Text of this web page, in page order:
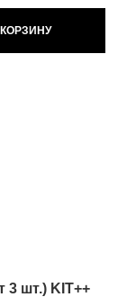
3 шт.) KIT++